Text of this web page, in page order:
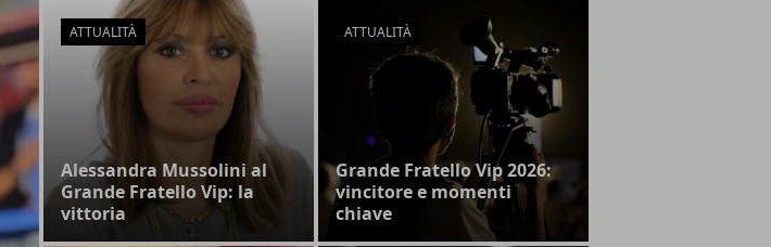
ATTUALITÀ
Alessandra Mussolini al
Grande Fratello Vip: la
vittoria
ATTUALITÀ
Grande Fratello Vip 2026:
vincitore e momenti
chiave